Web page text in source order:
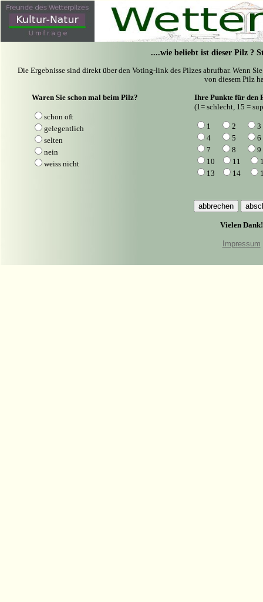
....wie beliebt ist dieser Pilz ?
Die Ergebnisse sind direkt über den Voting-link des Pilzes abrufbar. Wenn
von diesem Pilz
Waren Sie schon mal beim Pilz?
schon oft
gelegentlich
selten
nein
weiss nicht
Ihre Punkte für den
(1= schlecht, 15 =
1 2
3
4
5
6
7
8
9
10
11
13
14
Vielen Dank!
Impressum